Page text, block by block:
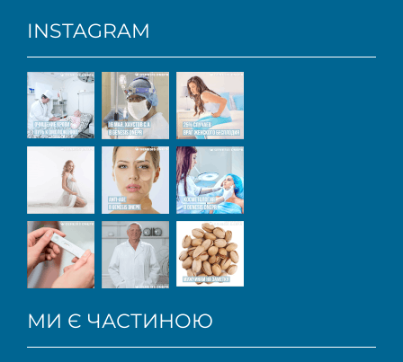
INSTAGRAM
МИ Є ЧАСТИНОЮ